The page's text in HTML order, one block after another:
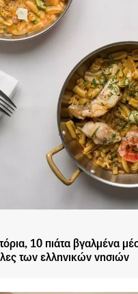
10 πιάτα βγαλμένα
των ελληνικών νησιών